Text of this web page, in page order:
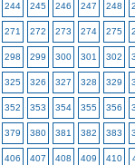
244 245 246 247 248
271 272 273 274 275
298 299 300 301 302
325 326 327 328 329
352 353 354 355 356
379 380 381 382 383
406 407 408 409 410